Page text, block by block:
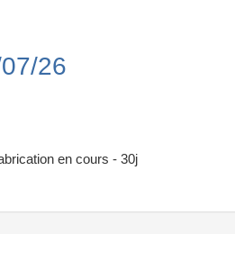
26
en cours - 30j